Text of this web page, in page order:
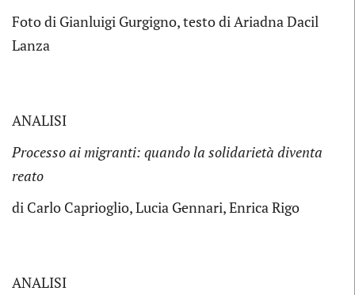
Foto di Gianluigi Gurgigno, testo di Ariadna Dacil
Lanza
ANALISI
Processo ai migranti: quando la solidarietà diventa
reato
di Carlo Caprioglio, Lucia Gennari, Enrica Rigo
ANALISI